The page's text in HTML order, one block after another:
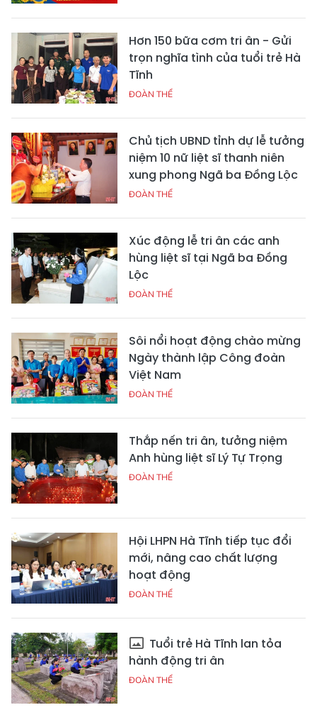
Hơn 150 bữa cơm tri ân - Gửi
trọn nghĩa tình của tuổi trẻ Hà
Tĩnh
ĐOÀN THỂ
Chủ tịch UBND tỉnh dự lễ tưởng
niệm 10 nữ liệt sĩ thanh niên
xung phong Ngã ba Đồng Lộc
ĐOÀN THỂ
Xúc động lễ tri ân các anh
hùng liệt sĩ tại Ngã ba Đồng
Lộc
ĐOÀN THỂ
Sôi nổi hoạt động chào mừng
Ngày thành lập Công đoàn
Việt Nam
ĐOÀN THỂ
Thắp nến tri ân, tưởng niệm
Anh hùng liệt sĩ Lý Tự Trọng
ĐOÀN THỂ
Hội LHPN Hà Tĩnh tiếp tục đổi
mới, nâng cao chất lượng
hoạt động
ĐOÀN THỂ
Tuổi trẻ Hà Tĩnh lan tỏa
hành động tri ân
ĐOÀN THỂ